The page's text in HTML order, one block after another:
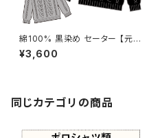
綿100% 黒染め セーター 【元
色：ブルー系 - 強い色あせ】 -染
め直し[漆黒 - Black]
¥3,600
同じカテゴリの商品